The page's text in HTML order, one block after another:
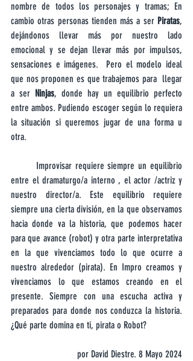
nombre de todos los personajes y tramas; En
cambio otras personas tienden más a ser Piratas,
dejándonos llevar más por nuestro lado
emocional y se dejan llevar más por impulsos,
sensaciones e imágenes.  Pero el modelo ideal
que nos proponen es que trabajemos para  llegar
a ser Ninjas, donde hay un equilibrio perfecto
entre ambos. Pudiendo escoger según lo requiera
la situación si queremos jugar de una forma u
otra.
entre el dramaturgo/a interno , el actor /actriz y
nuestro director/a. Este equilibrio requiere
siempre una cierta división, en la que observamos
hacia donde va la historia, que podemos hacer
para que avance (robot) y otra parte interpretativa
en la que vivenciamos todo lo que ocurre a
nuestro alrededor (pirata). En Impro creamos y
vivenciamos lo que estamos creando en el
presente. Siempre con una escucha activa y
preparados para donde nos conduzca la historia.
¿Qué parte domina en ti, pirata o Robot?
por David Diestre. 8 Mayo 2024